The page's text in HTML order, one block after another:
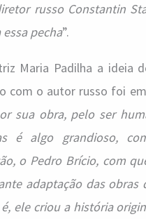
russo Constantin
pecha”.
Maria Padilha a ideia
com o autor russo foi
sua obra, pelo ser
é algo grandioso,
o Pedro Brício, com
adaptação das
ele criou a história